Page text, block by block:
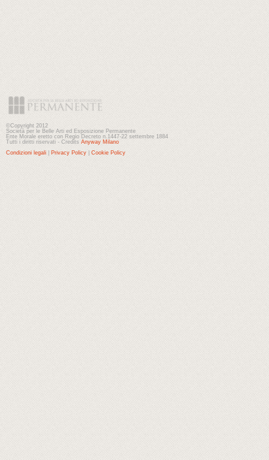
©Copyright 2012
Società per le Belle Arti ed Esposizione Permanente
Ente Morale eretto con Regio Decreto n.1447-22 settembre 1884
Tutti i diritti riservati - Credits Anyway Milano
Condizioni legali
Privacy Policy Cookie Policy